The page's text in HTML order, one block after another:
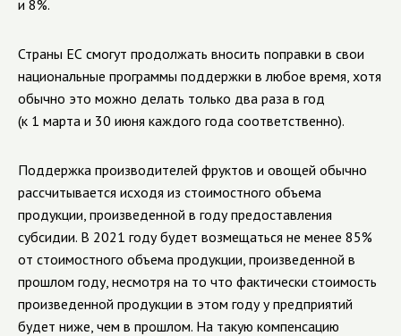
и 8%.
Страны ЕС смогут продолжать вносить поправки в свои
национальные программы поддержки в любое время, хотя
обычно это можно делать только два раза в год
(к 1 марта и 30 июня каждого года соответственно).
Поддержка производителей фруктов и овощей обычно
рассчитывается исходя из стоимостного объема
продукции, произведенной в году предоставления
субсидии. В 2021 году будет возмещаться не менее 85%
от стоимостного объема продукции, произведенной в
прошлом году, несмотря на то что фактически стоимость
произведенной продукции в этом году у предприятий
будет ниже, чем в прошлом. На такую компенсацию